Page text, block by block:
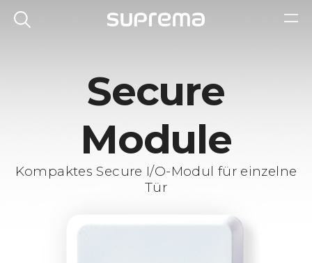
Secure
Module
Kompaktes Secure I/O-Modul für einzelne
Tür